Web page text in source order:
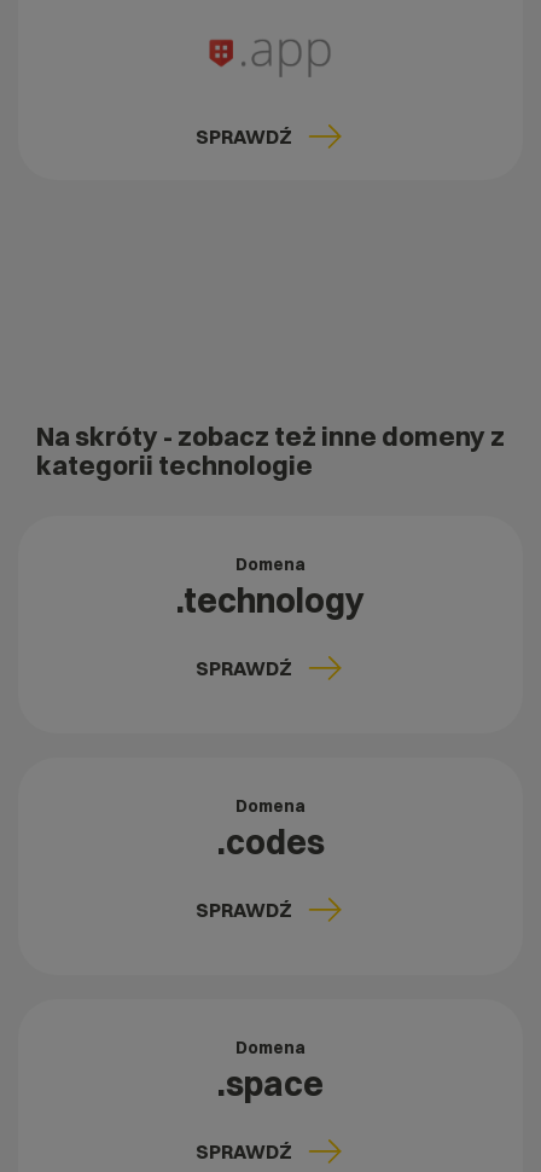
SPRAWDŹ
Na skróty - zobacz też inne domeny z
kategorii technologie
Domena
.technology
SPRAWDŹ
Domena
.codes
SPRAWDŹ
Domena
.space
SPRAWDŹ